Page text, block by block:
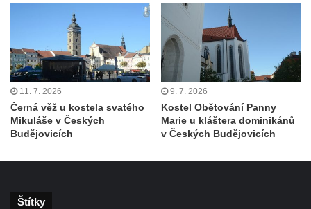
Kamenice
Kostel svatého Vendelína v Perštejně
Kostel Nejsvětější Trojice v Klášterci nad
Ohří
Evangelická modlitebna u autobusového
nádraží v Dubé
Hřbitovní kaple ve Velkém Šenově
11. 7. 2026
Černá věž u kostela svatého
Mikuláše v Českých
Budějovicích
9. 7. 2026
Kostel Obětování Panny
Marie u kláštera dominikánů
v Českých Budějovicích
Štítky